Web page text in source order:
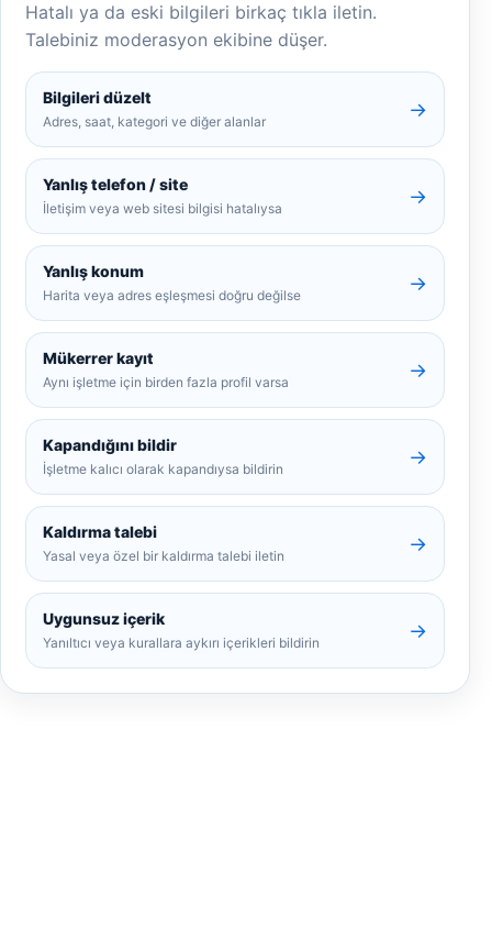
Hatalı ya da eski bilgileri birkaç tıkla iletin.
Talebiniz moderasyon ekibine düşer.
Bilgileri düzelt
Adres, saat, kategori ve diğer alanlar
→
Yanlış telefon / site
İletişim veya web sitesi bilgisi hatalıysa
→
Yanlış konum
Harita veya adres eşleşmesi doğru değilse
→
Mükerrer kayıt
Aynı işletme için birden fazla profil varsa
→
Kapandığını bildir
İşletme kalıcı olarak kapandıysa bildirin
→
Kaldırma talebi
Yasal veya özel bir kaldırma talebi iletin
→
Uygunsuz içerik
Yanıltıcı veya kurallara aykırı içerikleri bildirin
→